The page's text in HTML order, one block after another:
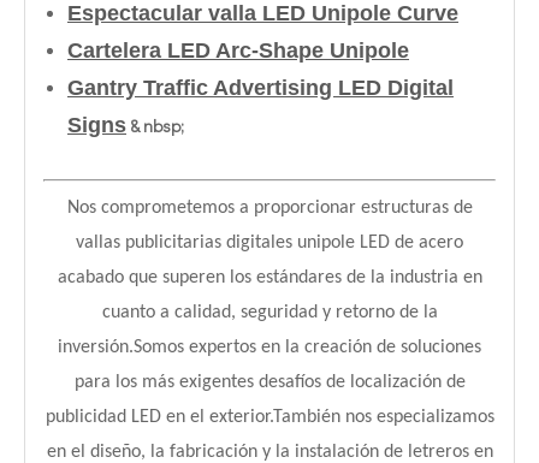
Espectacular valla LED Unipole Curve
Cartelera LED Arc-Shape Unipole
Gantry Traffic Advertising LED Digital
Signs & nbsp;
Nos comprometemos a proporcionar estructuras de
vallas publicitarias digitales unipole LED de acero
acabado que superen los estándares de la industria en
cuanto a calidad, seguridad y retorno de la
inversión.Somos expertos en la creación de soluciones
para los más exigentes desafíos de localización de
publicidad LED en el exterior.También nos especializamos
en el diseño, la fabricación y la instalación de letreros en